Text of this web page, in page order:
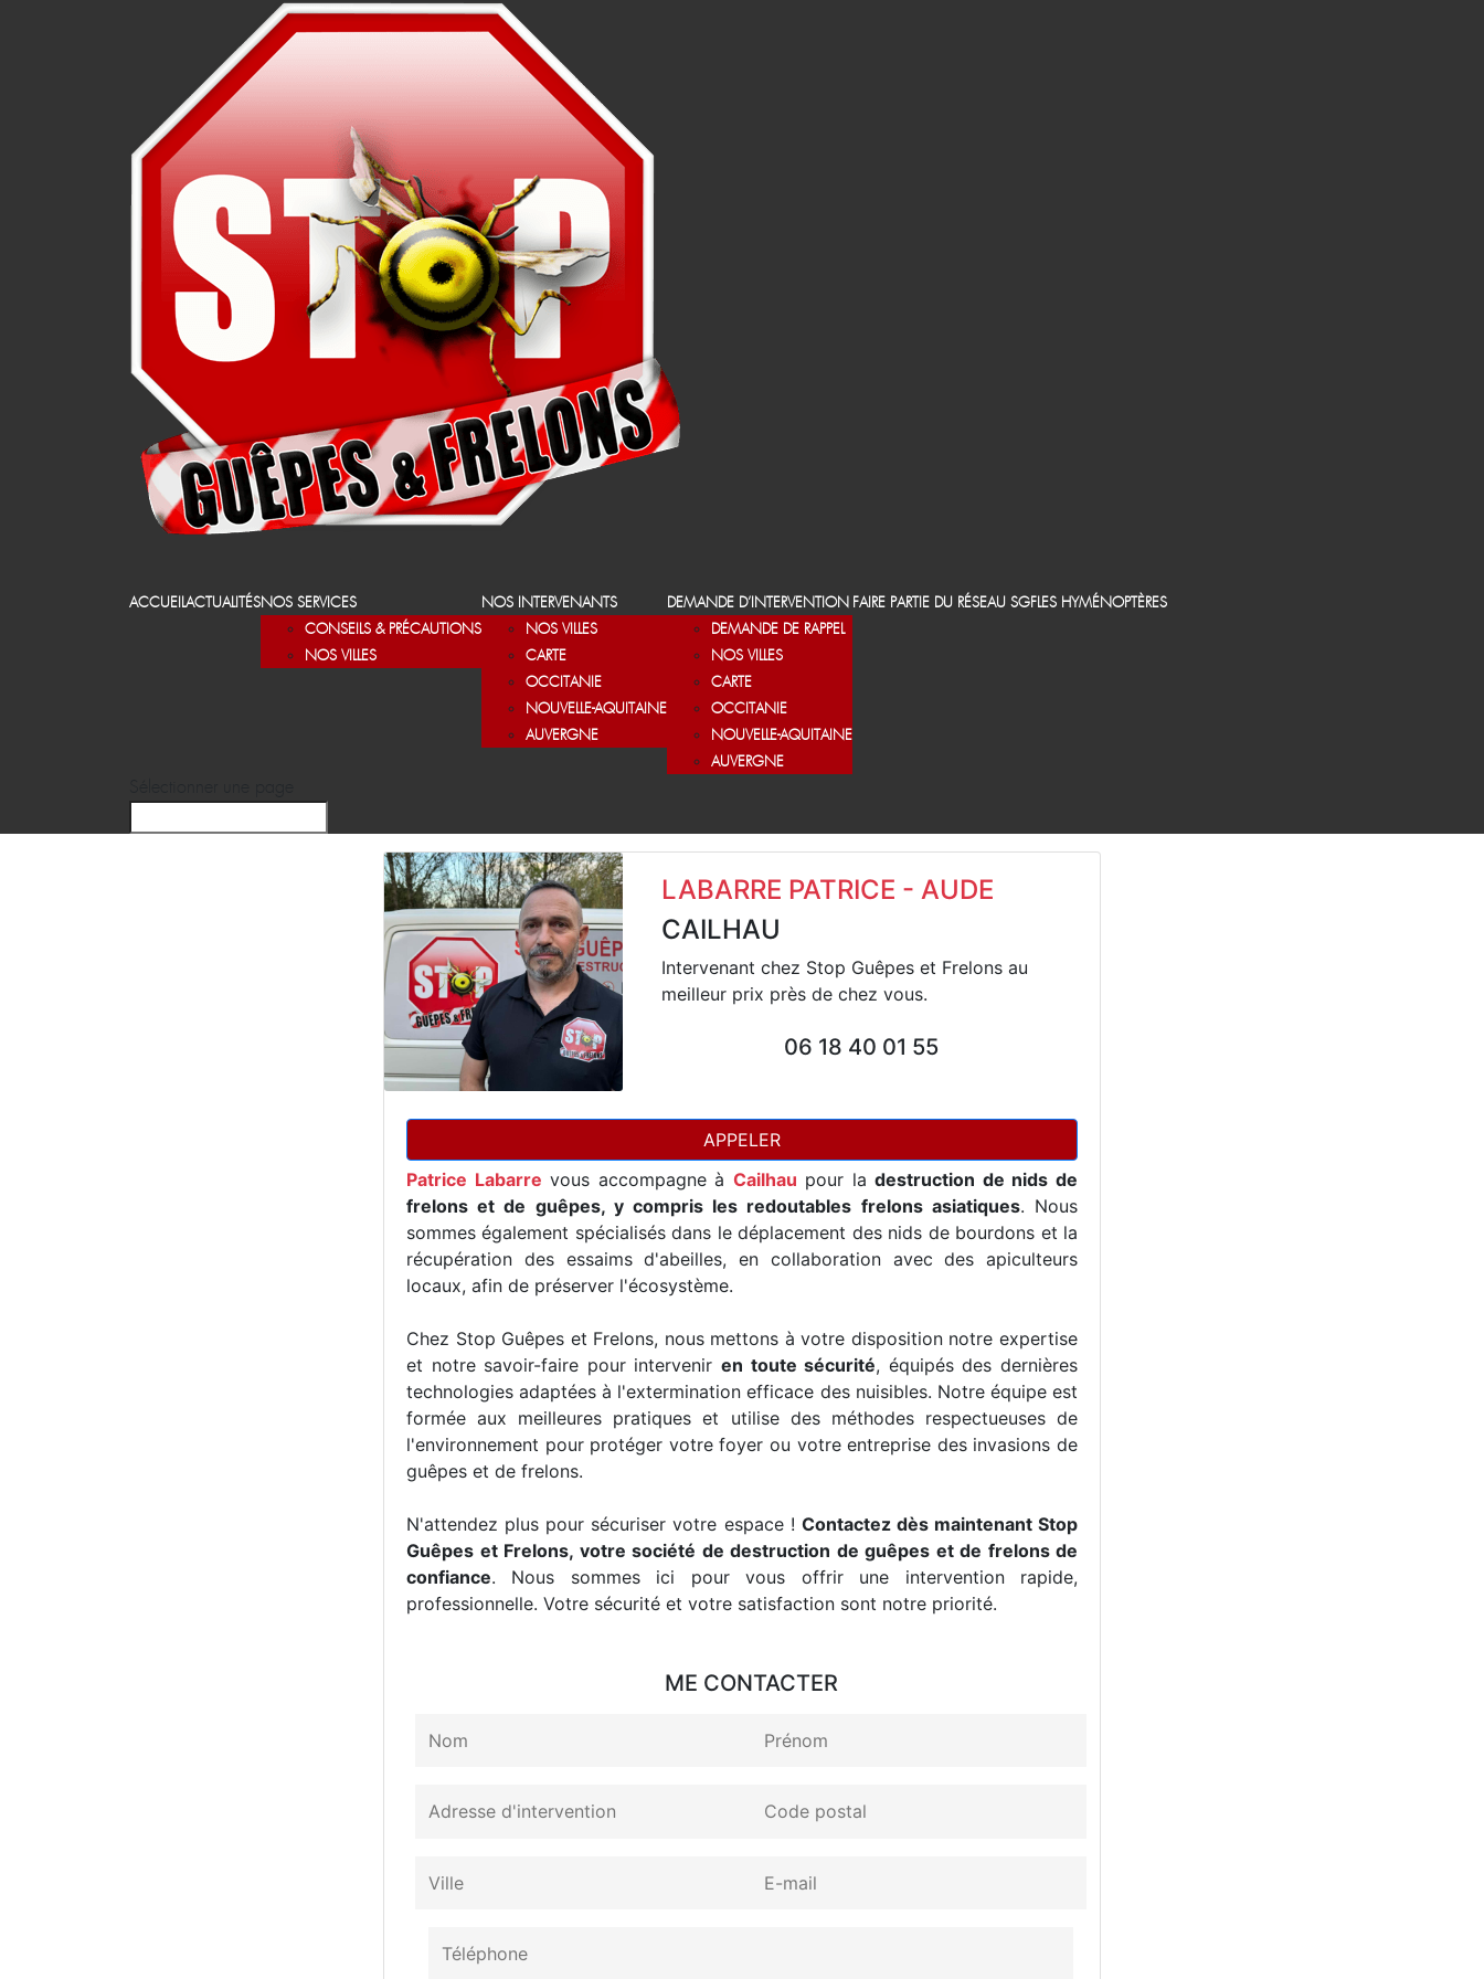
ACCUEILACTUALITÉSNOS SERVICES
CONSEILS & PRÉCAUTIONS
NOS VILLES
NOS INTERVENANTS
NOS VILLES
CARTE
OCCITANIE
NOUVELLE-AQUITAINE
AUVERGNE
DEMANDE D’INTERVENTION
DEMANDE DE RAPPEL
NOS VILLES
CARTE
OCCITANIE
NOUVELLE-AQUITAINE
AUVERGNE
FAIRE PARTIE DU RÉSEAU SGFLES HYMÉNOPTÈRES
LABARRE PATRICE - AUDE
CAILHAU
Intervenant chez Stop Guêpes et Frelons au
meilleur prix près de chez vous.
06 18 40 01 55
APPELER
Patrice Labarre vous accompagne à Cailhau pour ladestruction de nids de
frelons et de guêpes, y compris les redoutables frelons asiatiques. Nous
sommes également spécialisés dans le déplacement des nids de bourdons et la
récupération des essaims d'abeilles, en collaboration avec des apiculteurs
locaux, afin de préserver l'écosystème.
Chez Stop Guêpes et Frelons, nous mettons à votre disposition notre expertise
et notre savoir-faire pour intervenir en toute sécurité, équipés des dernières
technologies adaptées à l'extermination efficace des nuisibles. Notre équipe est
formée aux meilleures pratiques et utilise des méthodes respectueuses de
l'environnement pour protéger votre foyer ou votre entreprise des invasions de
guêpes et de frelons.
N'attendez plus pour sécuriser votre espace ! Contactez dès maintenant Stop
Guêpes et Frelons, votre société de destruction de guêpes et de frelons de
confiance. Nous sommes ici pour vous offrir une intervention rapide,
professionnelle. Votre sécurité et votre satisfaction sont notre priorité.
ME CONTACTER